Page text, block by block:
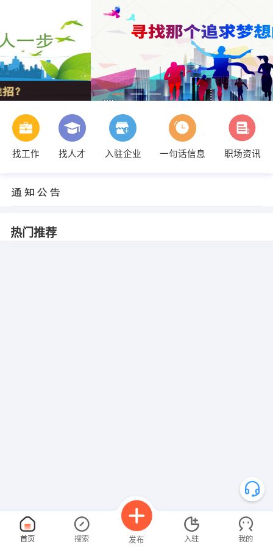
找工作 找人才 入驻企业 一句话信息 职场资讯
热门推荐
首页 搜索 发布 入驻 我的